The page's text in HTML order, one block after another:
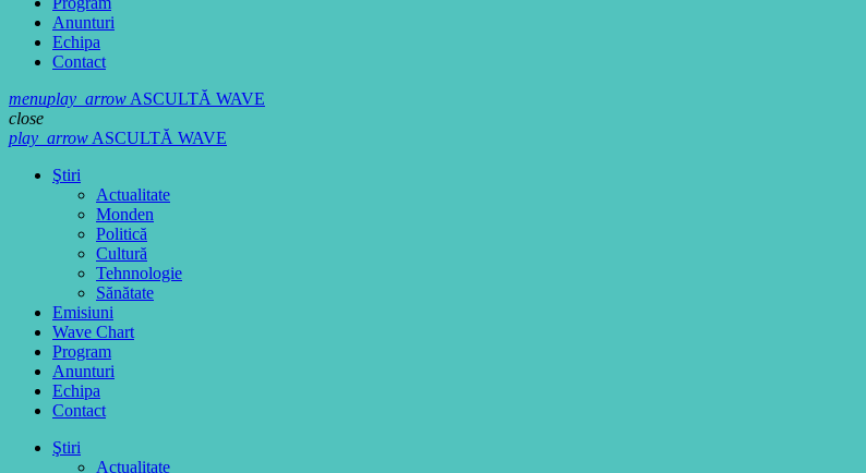
Anunturi
Echipa
Contact
menuplay_arrowASCULTĂ WAVE
close
play_arrowASCULTĂ WAVE
Ştiri
Actualitate
Monden
Politică
Cultură
Tehnnologie
Sănătate
Emisiuni
Wave Chart
Program
Anunturi
Echipa
Contact
Ştiri
Actualitate